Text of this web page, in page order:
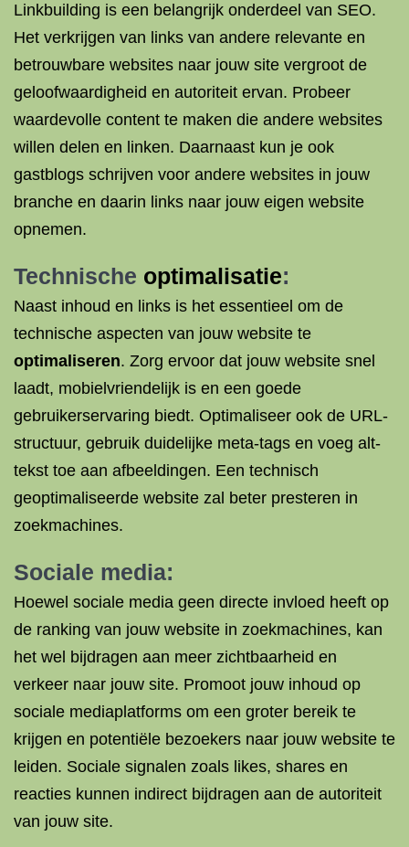
Linkbuilding is een belangrijk onderdeel van SEO.
Het verkrijgen van links van andere relevante en
betrouwbare websites naar jouw site vergroot de
geloofwaardigheid en autoriteit ervan. Probeer
waardevolle content te maken die andere websites
willen delen en linken. Daarnaast kun je ook
gastblogs schrijven voor andere websites in jouw
branche en daarin links naar jouw eigen website
opnemen.
Technische optimalisatie:
Naast inhoud en links is het essentieel om de
technische aspecten van jouw website te
optimaliseren. Zorg ervoor dat jouw website snel
laadt, mobielvriendelijk is en een goede
gebruikerservaring biedt. Optimaliseer ook de URL-
structuur, gebruik duidelijke meta-tags en voeg alt-
tekst toe aan afbeeldingen. Een technisch
geoptimaliseerde website zal beter presteren in
zoekmachines.
Sociale media:
Hoewel sociale media geen directe invloed heeft op
de ranking van jouw website in zoekmachines, kan
het wel bijdragen aan meer zichtbaarheid en
verkeer naar jouw site. Promoot jouw inhoud op
sociale mediaplatforms om een groter bereik te
krijgen en potentiële bezoekers naar jouw website te
leiden. Sociale signalen zoals likes, shares en
reacties kunnen indirect bijdragen aan de autoriteit
van jouw site.